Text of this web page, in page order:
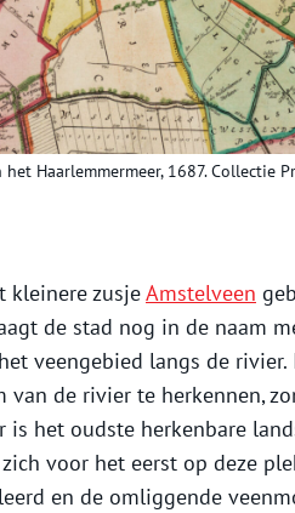
Haarlemmermeer, 1687. Collectie
kleinere zusjeAmstelveen
de stad nog in de naam
veengebied langs de
van de rivier te herkennen,
is het oudste herkenbare
voor het eerst op deze
en de omliggende